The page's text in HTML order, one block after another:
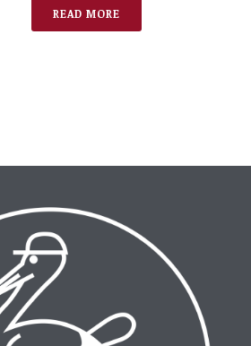
READ MORE